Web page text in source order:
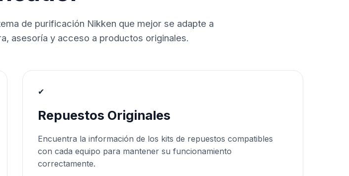
de purificación Nikken que mejor se adapte a
asesoría y acceso a productos originales.
✔
Repuestos Originales
Encuentra la información de los kits de repuestos compatibles
con cada equipo para mantener su funcionamiento
correctamente.